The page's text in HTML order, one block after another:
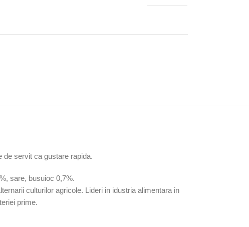
de servit ca gustare rapida.
sare, busuioc 0,7%.
culturilor agricole. Lideri in idustria alimentara in
prime.